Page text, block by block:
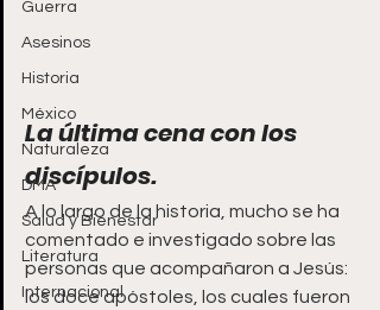
Guerra
Asesinos
Historia
México
Naturaleza
DMA
Salud y Bienestar
Literatura
Internacional
La última cena con los
discípulos.
A lo largo de la historia, mucho se ha
comentado e investigado sobre las
personas que acompañaron a Jesús:
los doce apóstoles, los cuales fueron